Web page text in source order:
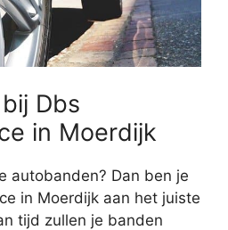
Dbs
in Moerdijk
autobanden? Dan ben je
in Moerdijk aan het juiste
tijd zullen je banden